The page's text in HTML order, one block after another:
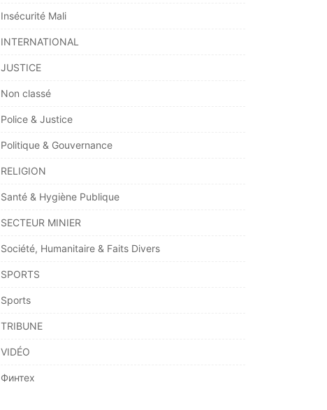
Insécurité Mali
INTERNATIONAL
JUSTICE
Non classé
Police & Justice
Politique & Gouvernance
RELIGION
Santé & Hygiène Publique
SECTEUR MINIER
Société, Humanitaire & Faits Divers
SPORTS
Sports
TRIBUNE
VIDÉO
Финтех